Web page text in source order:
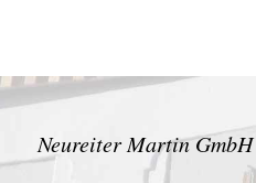
Neureiter Martin GmbH